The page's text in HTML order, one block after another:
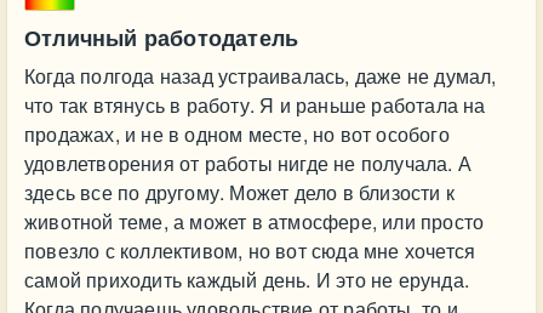
Отличный работодатель
Когда полгода назад устраивалась, даже не думал,
что так втянусь в работу. Я и раньше работала на
продажах, и не в одном месте, но вот особого
удовлетворения от работы нигде не получала. А
здесь все по другому. Может дело в близости к
животной теме, а может в атмосфере, или просто
повезло с коллективом, но вот сюда мне хочется
самой приходить каждый день. И это не ерунда.